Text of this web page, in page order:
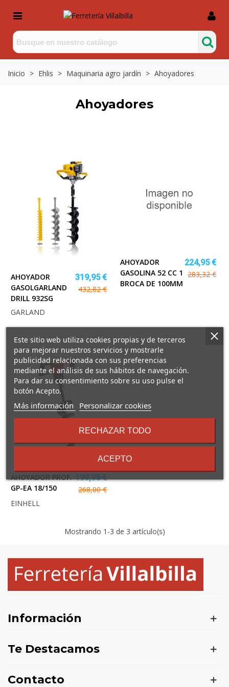
Inicio > Ehlis > Maquinaria agro jardín > Ahoyadores
Ahoyadores
AHOYADOR
GASOLGARLAND
DRILL 932SG
319,95 €
432,82 €
GARLAND
AHOYADOR
GASOLINA 52 CC 1
BROCA DE 100MM
224,95 €
283,32 €
AHOYADOR PROF.
GP-EA 18/150
199,95 €
268,00 €
EINHELL
Mostrando 1 -3 de 3 artículo(s)
Información
Te Destacamos
Contacto
Este sitio web utiliza cookies propias y de terceros
para mejorar nuestros servicios y mostrarle
publicidad relacionada con sus preferencias
mediante el análisis de sus hábitos de navegación.
Para dar su consentimiento sobre su uso pulse el
botón Acepto.
Más información
sobre
términos
condiciones
Personalizar cookies
RECHAZAR TODO
ACEPTO